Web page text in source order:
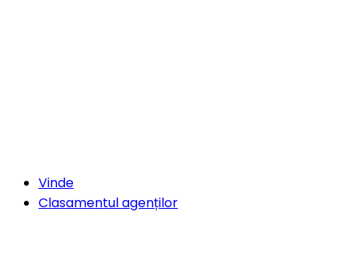
Vinde
Clasamentul agenților